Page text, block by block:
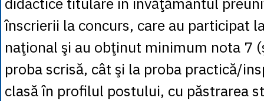
înscrierii la concurs, care au participat
naţional şi au obţinut minimum nota 7
proba scrisă, cât şi la proba practică/
clasă în profilul postului, cu păstrarea